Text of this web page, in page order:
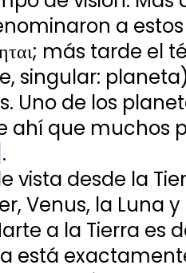
a
más tarde el
singular:
Uno de los
ahí que muchos
.
vista desde la
Venus, la Luna y
a la Tierra es
está